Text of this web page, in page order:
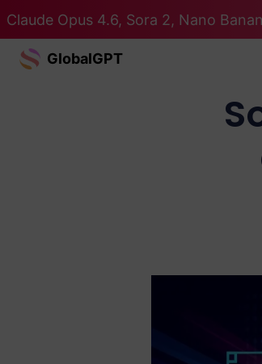
Claude Opus 4.6, Sora 2, Nano
GlobalGPT